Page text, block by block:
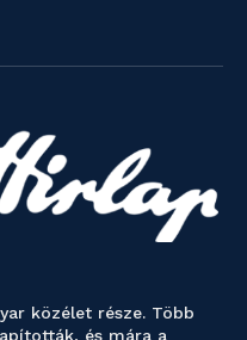
közélet része. Több
és mára a